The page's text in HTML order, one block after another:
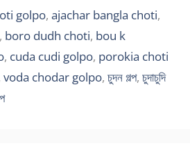
golpo,ajachar bangla choti,
, boro dudh choti, bou k
, cuda cudi golpo, porokia choti
voda chodar golpo, চুদন গল্প, চুদাচুদি